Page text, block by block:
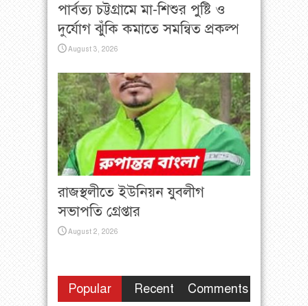
পার্বত্য চট্টগ্রামে মা-শিশুর পুষ্টি ও
দুর্যোগ ঝুঁকি কমাতে সমন্বিত প্রকল্প
August 3, 2026
রাজস্থলীতে ইউনিয়ন যুবলীগ
সভাপতি গ্রেপ্তার
August 2, 2026
Popular Recent
Comments